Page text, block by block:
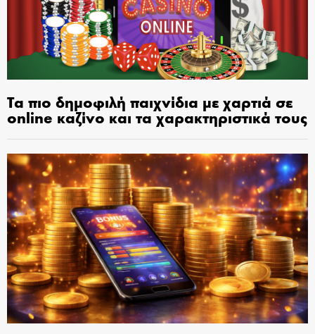
Τα πιο δημοφιλή παιχνίδια με χαρτιά σε
online καζίνο και τα χαρακτηριστικά τους